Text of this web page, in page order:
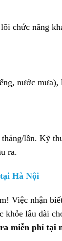
chức năng
nước
lần. Kỹ
ra.
Hà Nội
Việc nhận
lâu dài
miễn phí tại